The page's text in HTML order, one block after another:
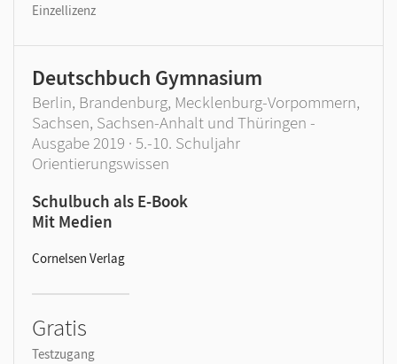
Einzellizenz
Deutschbuch Gymnasium
Berlin, Brandenburg, Mecklenburg-Vorpommern,
Sachsen, Sachsen-Anhalt und Thüringen -
Ausgabe 2019 · 5.-10. Schuljahr
Orientierungswissen
Schulbuch als E-Book
Mit Medien
Cornelsen Verlag
Gratis
Testzugang